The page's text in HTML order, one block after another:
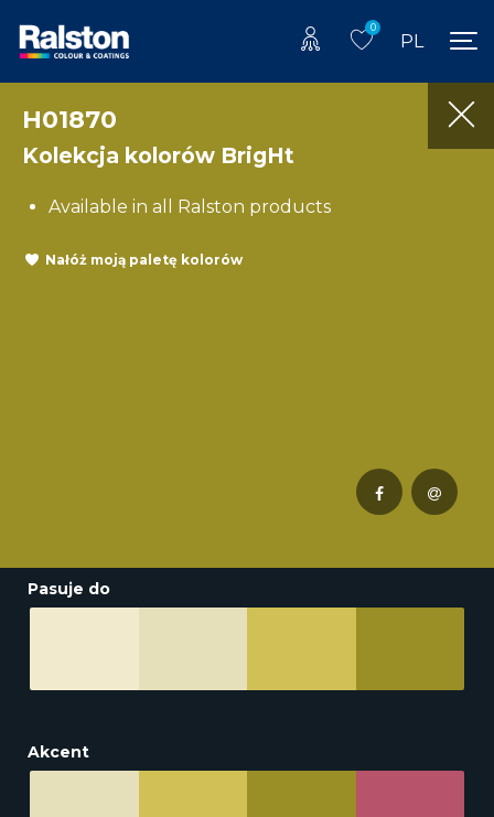
0
PL
H01870
Kolekcja kolorów BrigHt
Available in all Ralston products
Nałóż moją paletę kolorów
Pasuje do
Akcent